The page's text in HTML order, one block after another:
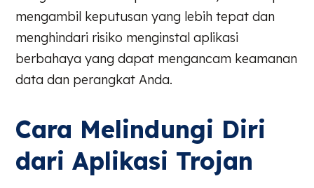
mengambil keputusan yang lebih tepat dan
menghindari risiko menginstal aplikasi
berbahaya yang dapat mengancam keamanan
data dan perangkat Anda.
Cara Melindungi Diri
dari Aplikasi Trojan